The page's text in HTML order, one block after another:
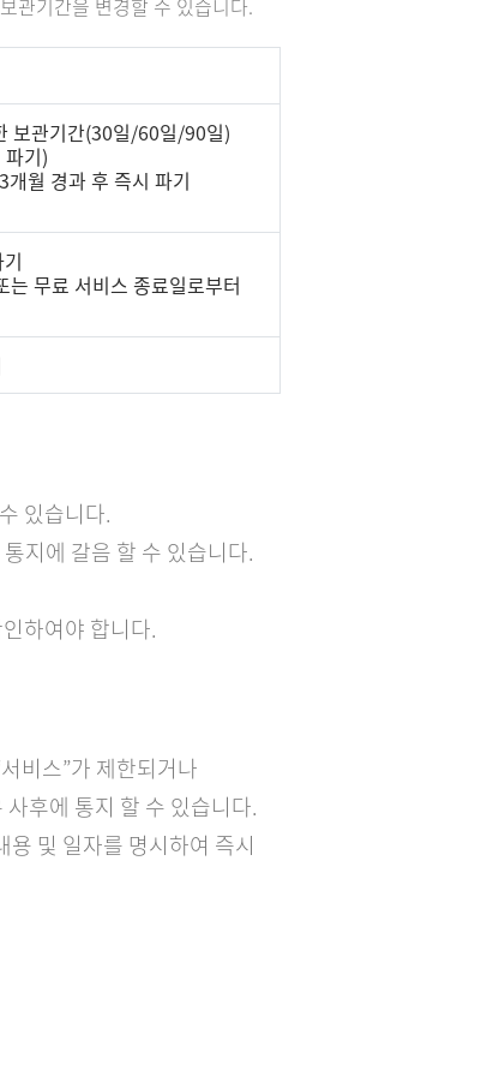
관기간을 변경할 수 있습니다.
보관기간(30일/60일/90일)
기)
월 경과 후 즉시 파기
무료 서비스 종료일로부터
있습니다.
지에 갈음 할 수 있습니다.
하여야 합니다.
비스”가 제한되거나
후에 통지 할 수 있습니다.
및 일자를 명시하여 즉시